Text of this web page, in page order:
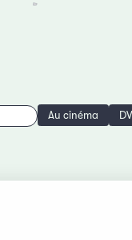
Au cinéma